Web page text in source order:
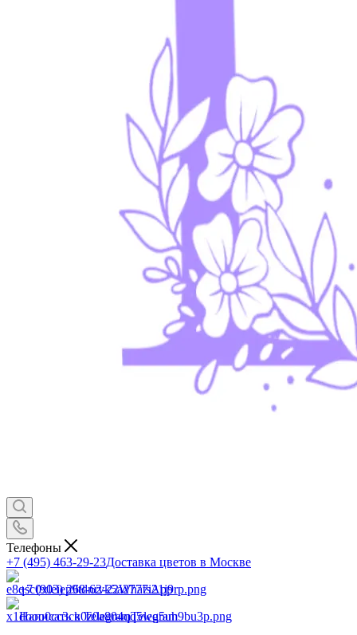
Телефоны
+7 (495) 463-29-23Доставка цветов в Москве
+7 (903) 268-62-22WhatsApp
Написать в TelegramTelegram